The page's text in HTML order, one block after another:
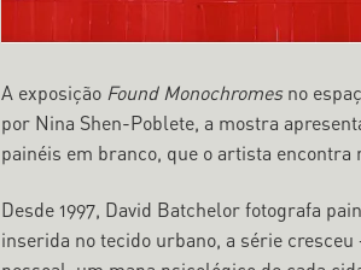
A exposição Found Monochromesno
por Nina Shen-Poblete, a mostra
painéis em branco, que o artista encontra
Desde 1997, David Batchelor fotografa
inserida no tecido urbano, a série